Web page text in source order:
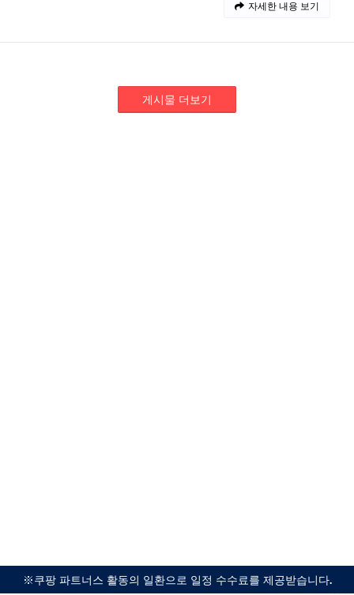
자세한 내용 보기
게시물 더보기
※쿠팡 파트너스 활동의 일환으로 일정 수수료를 제공받습니다.